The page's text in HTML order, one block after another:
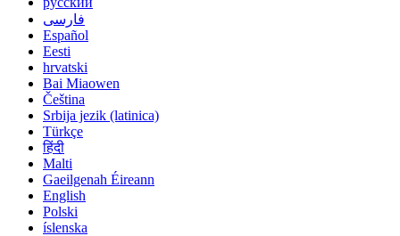
فارسی
Español
Eesti
hrvatski
Bai Miaowen
Čeština
Srbija jezik (latinica)
Türkçe
हिंदी
Malti
Gaeilgenah Éireann
English
Polski
íslenska